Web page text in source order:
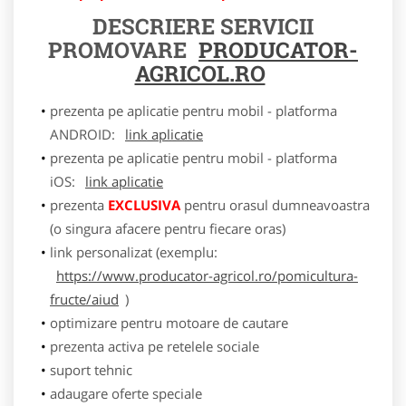
DESCRIERE SERVICII
PROMOVARE PRODUCATOR-
AGRICOL.RO
prezenta pe aplicatie pentru mobil - platforma
ANDROID:
link aplicatie
prezenta pe aplicatie pentru mobil - platforma
iOS:
link aplicatie
prezenta EXCLUSIVApentru orasul dumneavoastra
(o singura afacere pentru fiecare oras)
link personalizat (exemplu:
https://www.producator-agricol.ro/pomicultura-
fructe/aiud )
optimizare pentru motoare de cautare
prezenta activa pe retelele sociale
suport tehnic
adaugare oferte speciale